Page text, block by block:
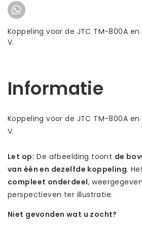
Koppeling voor de JTC TM-800A
V.
Informatie
Koppeling voor de JTC TM-800A
V.
Let op: De afbeelding toont de
van één en dezelfde koppeling.
compleet onderdeel,
perspectieven ter illustratie.
Niet gevonden wat u zocht?